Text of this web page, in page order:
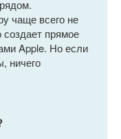
чаще всего не
создает прямое
Apple. Но если
ничего